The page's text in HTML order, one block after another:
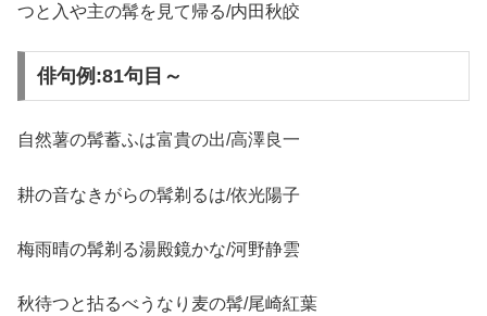
つと入や主の髯を見て帰る/内田秋皎
俳句例:81句目～
自然薯の髯蓄ふは富貴の出/高澤良一
耕の音なきがらの髯剃るは/依光陽子
梅雨晴の髯剃る湯殿鏡かな/河野静雲
秋待つと拈るべうなり麦の髯/尾崎紅葉